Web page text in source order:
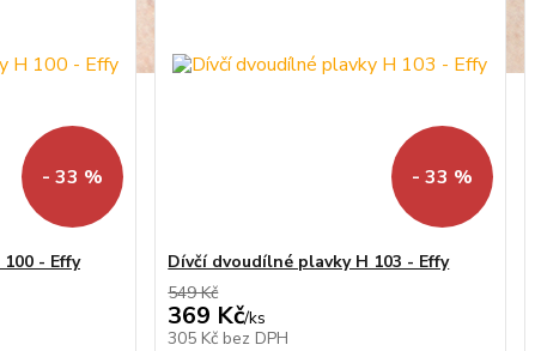
- 33 %
- Effy
- 33 %
Dívčí dvoudílné plavky H 103 - Effy
549 Kč
369 Kč/ks
305 Kč bez DPH